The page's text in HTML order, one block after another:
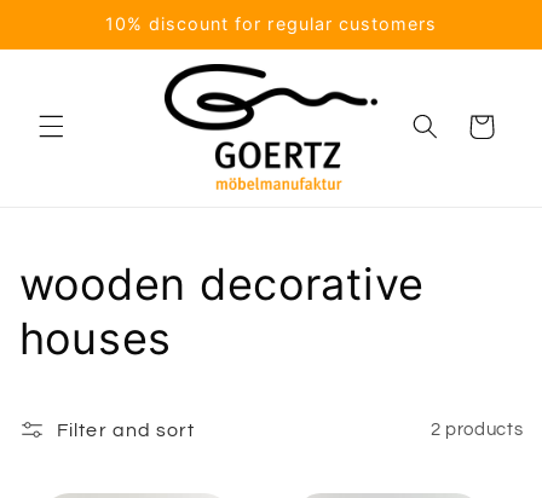
10% discount for regular customers
Cart
C
o
l
wooden decorative
houses
Filter and sort 2 products